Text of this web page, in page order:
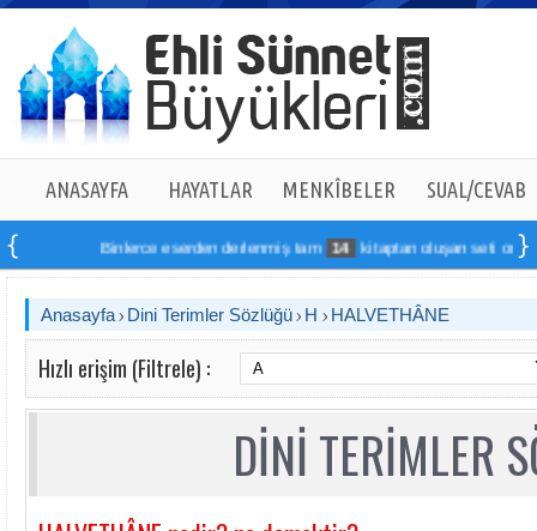
ANASAYFA HAYATLAR MENKÎBELER SUAL/CEVAB
Binlerce eserden derlenmiş tam 14 kitaptan oluşan seti online
Anasayfa Dini Terimler Sözlüğü H HALVETHÂNE
Hızlı erişim (Filtrele) :
DİNİ TERİMLER